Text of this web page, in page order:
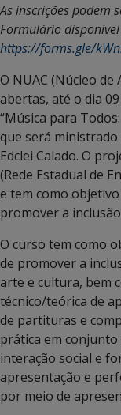
As inscrições podem
Formulário
https://forms.gle/
O NUAC (Núcleo
abertas, até o dia
“Música para
que será
Edclei Calado. O
(Rede Estadual de
e tem como
promover a
O curso tem como
de promover a
arte e cultura, bem
técnico/teórica de
de partituras e
prática em
interação social e
apresentação e
por meio de